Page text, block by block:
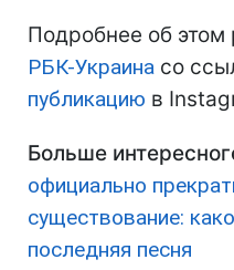
Подробнее об этом
РБК-Украина со
публикацию в
Больше
официально
существование:
последняя песня